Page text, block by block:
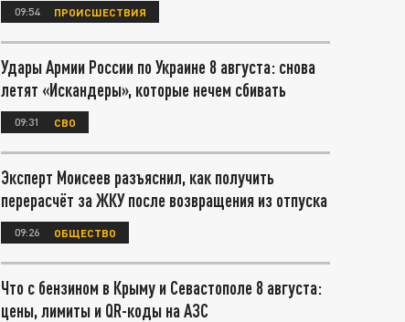
09:54 ПРОИСШЕСТВИЯ
Удары Армии России по Украине 8 августа: снова
летят «Искандеры», которые нечем сбивать
09:31 СВО
Эксперт Моисеев разъяснил, как получить
перерасчёт за ЖКУ после возвращения из отпуска
09:26 ОБЩЕСТВО
Что с бензином в Крыму и Севастополе 8 августа:
цены, лимиты и QR-коды на АЗС